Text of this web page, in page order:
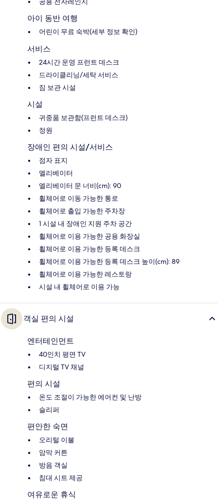
아이 동반 여행
어린이 무료 숙박(세부 정보 확인)
서비스
24시간 운영 프런트 데스크
드라이클리닝/세탁 서비스
짐 보관 시설
시설
귀중품 보관함(프런트 데스크)
정원
장애인 편의 시설/서비스
점자 표지
엘리베이터
엘리베이터 문 너비(cm): 90
휠체어로 이동 가능한 통로
휠체어로 출입 가능한 주차장
1 시설 내 장애인 지원 주차 공간
휠체어로 이용 가능한 공용 화장실
휠체어로 이용 가능한 등록 데스크
휠체어로 이용 가능한 등록 데스크 높이(cm): 89
휠체어로 이용 가능한 레스토랑
시설 내 휠체어로 이용 가능
객실 편의 시설
엔터테인먼트
40인치 평면 TV
디지털 TV 채널
편의 시설
온도 조절이 가능한 에어컨 및 난방
슬리퍼
편안한 숙면
오리털 이불
암막 커튼
방음 객실
침대 시트 제공
여유로운 휴식